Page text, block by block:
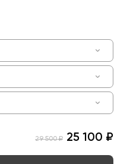
29 500 ₽ 25 100 ₽